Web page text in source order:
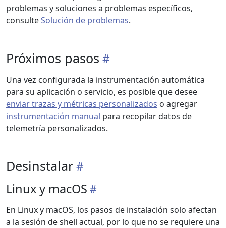
problemas y soluciones a problemas específicos,
consulteSolución de problemas.
Próximos pasos
Una vez configurada la instrumentación automática
para su aplicación o servicio, es posible que desee
enviar trazas y métricas personalizados o agregar
instrumentación manual para recopilar datos de
telemetría personalizados.
Desinstalar
Linux y macOS
En Linux y macOS, los pasos de instalación solo afectan
a la sesión de shell actual, por lo que no se requiere una